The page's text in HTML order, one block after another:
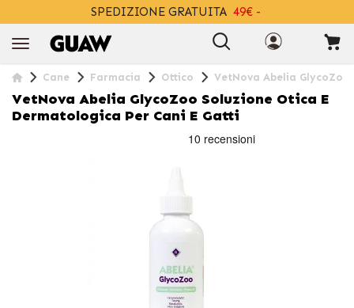
SPEDIZIONE GRATUITA 49€ -
Cane Farmacia Ottico VetNova Abelia
VetNova Abelia GlycoZoo Soluzione Otica E
Dermatologica Per Cani E Gatti